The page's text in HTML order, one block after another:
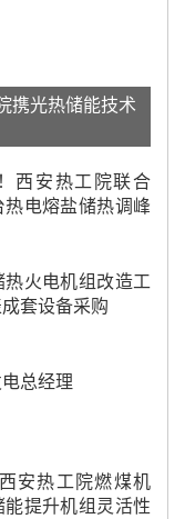
携光热储能技术
西安热工院联合
电熔盐储热调峰
火电机组改造工
套设备采购
总经理
安热工院燃煤机
提升机组灵活性